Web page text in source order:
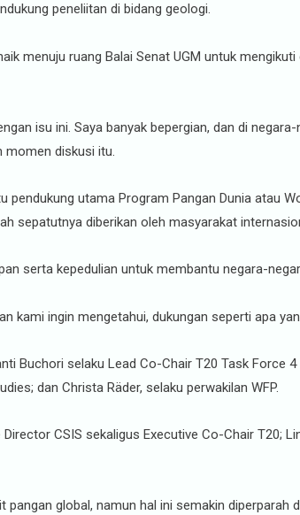
peneliitan di bidang geologi.
menuju ruang Balai Senat UGM untuk
isu ini. Saya banyak bepergian, dan di
momen diskusi itu.
utama Program Pangan Dunia atau
sepatutnya diberikan oleh masyarakat
serta kepedulian untuk membantu negara-
kami ingin mengetahui, dukungan seperti apa
Buchori selaku Lead Co-Chair T20 Task Force
dan Christa Räder, selaku perwakilan WFP.
CSIS sekaligus Executive Co-Chair T20;
global, namun hal ini semakin diperparah